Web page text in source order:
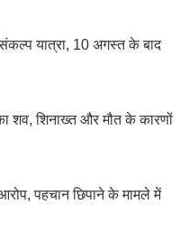
यात्रा, 10 अगस्त के बाद
शव, शिनाख्त और मौत के कारणों
पहचान छिपाने के मामले में